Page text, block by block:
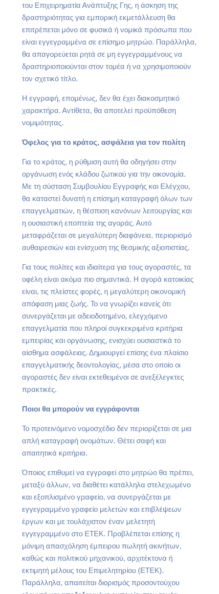
του Επιχειρηματία Ανάπτυξης Γης, η άσκηση της
δραστηριότητας για εμπορική εκμετάλλευση θα
επιτρέπεται μόνο σε φυσικά ή νομικά πρόσωπα που
είναι εγγεγραμμένα σε επίσημο μητρώο. Παράλληλα,
θα απαγορεύεται ρητά σε μη εγγεγραμμένους να
δραστηριοποιούνται στον τομέα ή να χρησιμοποιούν
τον σχετικό τίτλο.
Η εγγραφή, επομένως, δεν θα έχει διακοσμητικό
χαρακτήρα. Αντίθετα, θα αποτελεί προϋπόθεση
νομιμότητας.
Όφελος για το κράτος, ασφάλεια για τον πολίτη
Για το κράτος, η ρύθμιση αυτή θα οδηγήσει στην
οργάνωση ενός κλάδου ζωτικού για την οικονομία.
Με τη σύσταση Συμβουλίου Εγγραφής και Ελέγχου,
θα καταστεί δυνατή η επίσημη καταγραφή όλων των
επαγγελματιών, η θέσπιση κανόνων λειτουργίας και
η ουσιαστική εποπτεία της αγοράς. Αυτό
μεταφράζεται σε μεγαλύτερη διαφάνεια, περιορισμό
αυθαιρεσιών και ενίσχυση της θεσμικής αξιοπιστίας.
Για τους πολίτες και ιδιαίτερα για τους αγοραστές, τα
οφέλη είναι ακόμα πιο σημαντικά. Η αγορά κατοικίας
είναι, τις πλείστες φορές, η μεγαλύτερη οικονομική
απόφαση μιας ζωής. Το να γνωρίζει κανείς ότι
συνεργάζεται με αδειοδοτημένο, ελεγχόμενο
επαγγελματία που πληροί συγκεκριμένα κριτήρια
εμπειρίας και οργάνωσης, ενισχύει ουσιαστικά το
αίσθημα ασφάλειας. Δημιουργεί επίσης ένα πλαίσιο
επαγγελματικής δεοντολογίας, μέσα στο οποίο οι
αγοραστές δεν είναι εκτεθειμένοι σε ανεξέλεγκτες
πρακτικές.
Ποιοι θα μπορούν να εγγράφονται
Το προτεινόμενο νομοσχέδιο δεν περιορίζεται σε μια
απλή καταγραφή ονομάτων. Θέτει σαφή και
απαιτητικά κριτήρια.
Όποιος επιθυμεί να εγγραφεί στο μητρώο θα πρέπει,
μεταξύ άλλων, να διαθέτει κατάλληλα στελεχωμένο
και εξοπλισμένο γραφείο, να συνεργάζεται με
εγγεγραμμένο γραφείο μελετών και επιβλέψεων
έργων και με τουλάχιστον έναν μελετητή
εγγεγραμμένο στο ΕΤΕΚ. Προβλέπεται επίσης η
μόνιμη απασχόληση έμπειρου πωλητή ακινήτων,
καθώς και πολιτικού μηχανικού, αρχιτέκτονα ή
εκτιμητή μέλους του Επιμελητηρίου (ΕΤΕΚ).
Παράλληλα, απαιτείται διορισμός προσοντούχου